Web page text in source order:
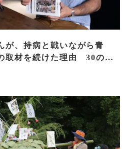
が、持病と戦いながら青
取材を続けた理由 30の山